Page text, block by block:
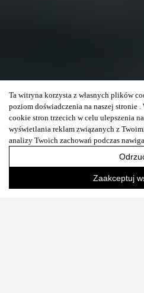
Ta witryna korzysta z własnych plików
poziom doświadczenia na naszej stronie
cookie stron trzecich w celu ulepszenia
wyświetlania reklam związanych z
analizy Twoich zachowań podczas
Zaakceptuj